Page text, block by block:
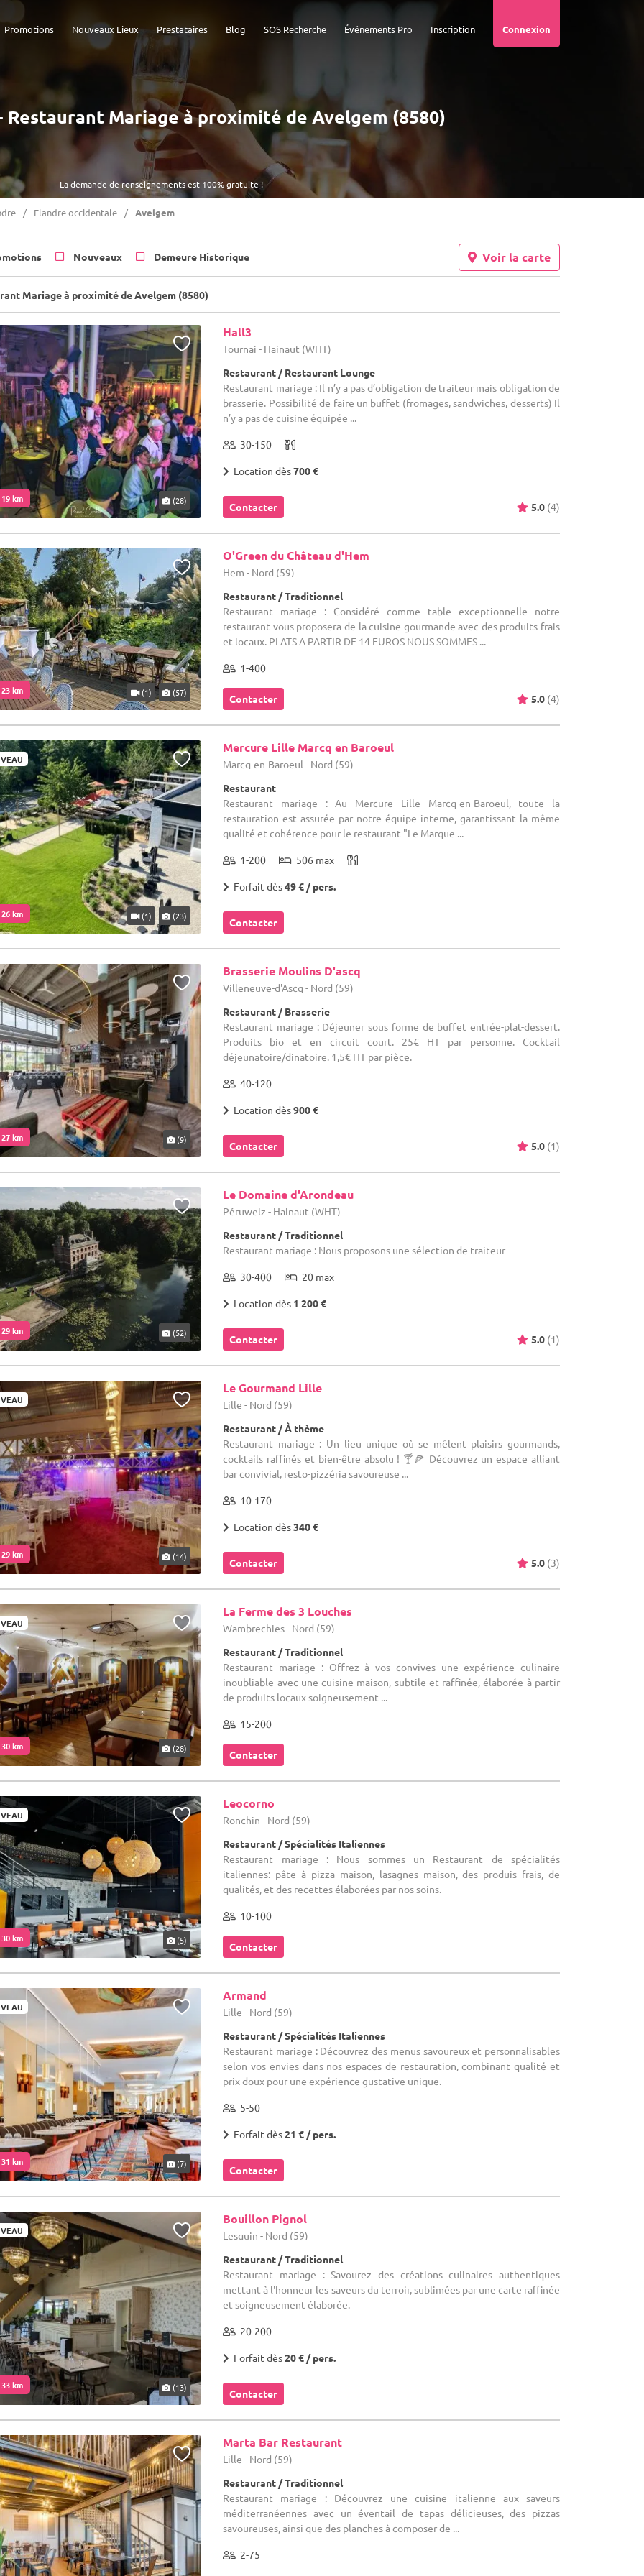
Connexion
Inscription
Événements Pro
SOS Recherche
Blog
Prestataires
Nouveaux Lieux
Promotions
La demande de renseignements est 100% gratuite !
Mariage à proximité de Avelgem (8580)
Flandre occidentale Avelgem
Nouveaux Demeure Historique Voir la carte
Mariage à proximité de Avelgem (8580)
km (28)
Hall3
Tournai - Hainaut (WHT)
Restaurant / Restaurant Lounge
Restaurant mariage : Il n’y a pas d’obligation de traiteur mais obligation de
brasserie. Possibilité de faire un buffet (fromages, sandwiches, desserts) Il
n’y a pas de cuisine équipée ...
30-150
Location dès700 €
Contacter 5.0 (4)
km (1) (57)
O'Green du Château d'Hem
Hem - Nord (59)
Restaurant / Traditionnel
Restaurant mariage : Considéré comme table exceptionnelle notre
restaurant vous proposera de la cuisine gourmande avec des produits frais
et locaux. PLATS A PARTIR DE 14 EUROS NOUS SOMMES ...
1-400
Contacter 5.0 (4)
km (1) (23)
Mercure Lille Marcq en Baroeul
Marcq-en-Baroeul - Nord (59)
Restaurant
Restaurant mariage : Au Mercure Lille Marcq-en-Baroeul, toute la
restauration est assurée par notre équipe interne, garantissant la même
qualité et cohérence pour le restaurant "Le Marque ...
1-200 506 max
Forfait dès49 € / pers.
Contacter
km (9)
Brasserie Moulins D'ascq
Villeneuve-d'Ascq - Nord (59)
Restaurant / Brasserie
Restaurant mariage : Déjeuner sous forme de buffet entrée-plat-dessert.
Produits bio et en circuit court. 25€ HT par personne. Cocktail
déjeunatoire/dinatoire. 1,5€ HT par pièce.
40-120
Location dès900 €
Contacter 5.0 (1)
km (52)
Le Domaine d'Arondeau
Péruwelz - Hainaut (WHT)
Restaurant / Traditionnel
Restaurant mariage : Nous proposons une sélection de traiteur
30-400 20 max
Location dès 1 200 €
Contacter 5.0 (1)
km (14)
Le Gourmand Lille
Lille - Nord (59)
Restaurant / À thème
Restaurant mariage : Un lieu unique où se mêlent plaisirs gourmands,
cocktails raffinés et bien-être absolu ! 🍸🍕 Découvrez un espace alliant
bar convivial, resto-pizzéria savoureuse ...
10-170
Location dès340 €
Contacter 5.0 (3)
km (28)
La Ferme des 3 Louches
Wambrechies - Nord (59)
Restaurant / Traditionnel
Restaurant mariage : Offrez à vos convives une expérience culinaire
inoubliable avec une cuisine maison, subtile et raffinée, élaborée à partir
de produits locaux soigneusement ...
15-200
Contacter
km (5)
Leocorno
Ronchin - Nord (59)
Restaurant / Spécialités Italiennes
Restaurant mariage : Nous sommes un Restaurant de spécialités
italiennes: pâte à pizza maison, lasagnes maison, des produis frais, de
qualités, et des recettes élaborées par nos soins.
10-100
Contacter
km (7)
Armand
Lille - Nord (59)
Restaurant / Spécialités Italiennes
Restaurant mariage : Découvrez des menus savoureux et personnalisables
selon vos envies dans nos espaces de restauration, combinant qualité et
prix doux pour une expérience gustative unique.
5-50
Forfait dès21 € / pers.
Contacter
km (13)
Bouillon Pignol
Lesquin - Nord (59)
Restaurant / Traditionnel
Restaurant mariage : Savourez des créations culinaires authentiques
mettant à l'honneur les saveurs du terroir, sublimées par une carte raffinée
et soigneusement élaborée.
20-200
Forfait dès20 € / pers.
Contacter
Marta Bar Restaurant
Lille - Nord (59)
Restaurant / Traditionnel
Restaurant mariage : Découvrez une cuisine italienne aux saveurs
méditerranéennes avec un éventail de tapas délicieuses, des pizzas
savoureuses, ainsi que des planches à composer de ...
2-75